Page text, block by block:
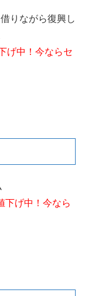
りながら復興し
げ中！今ならセ
下げ中！今なら